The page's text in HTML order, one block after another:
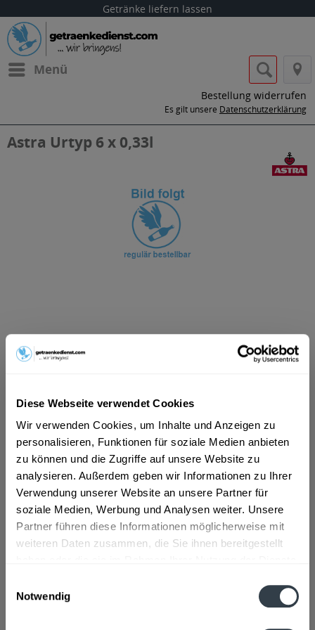
Diese Webseite verwendet Cookies
Wir verwenden Cookies, um Inhalte und Anzeigen zu
personalisieren, Funktionen für soziale Medien anbieten
zu können und die Zugriffe auf unsere Website zu
analysieren. Außerdem geben wir Informationen zu Ihrer
Verwendung unserer Website an unsere Partner für
soziale Medien, Werbung und Analysen weiter. Unsere
Partner führen diese Informationen möglicherweise mit
weiteren Daten zusammen, die Sie ihnen bereitgestellt
Notwendig
Getränke liefern lassen
Menü
Bestellung widerrufen
Es gilt unsere Datenschutzerklärung
Astra Urtyp 6 x 0,33l
ab 5,59 € *
Vorrätig
MEHRWEG
+0,48 € Pfand
In den Warenkorb
Artikel-Nr.:
21865
Verfügbar in:
"Astra Urtyp 6 x 0,33l"